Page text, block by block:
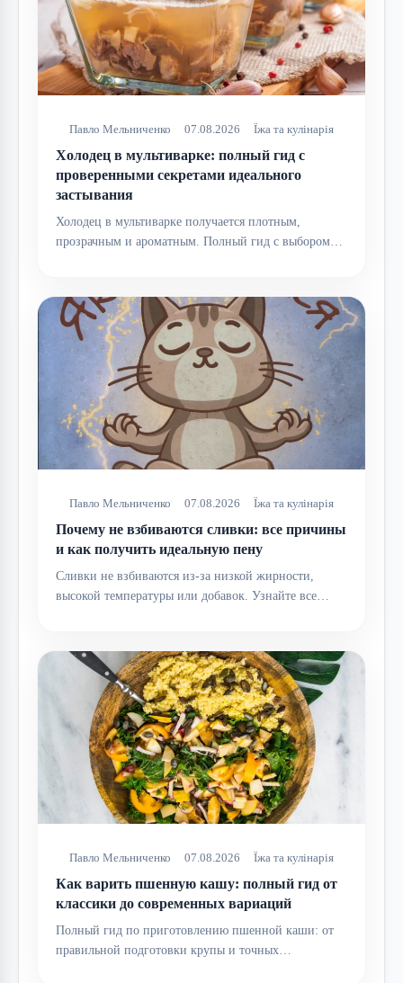
Павло Мельниченко 07.08.2026 Їжа та кулінарія
Холодец в мультиварке: полный гид с
проверенными секретами идеального
застывания
Холодец в мультиварке получается плотным,
прозрачным и ароматным. Полный гид с выбором…
Павло Мельниченко 07.08.2026 Їжа та кулінарія
Почему не взбиваются сливки: все причины
и как получить идеальную пену
Сливки не взбиваются из-за низкой жирности,
высокой температуры или добавок. Узнайте все…
Павло Мельниченко 07.08.2026 Їжа та кулінарія
Как варить пшенную кашу: полный гид от
классики до современных вариаций
Полный гид по приготовлению пшенной каши: от
правильной подготовки крупы и точных…